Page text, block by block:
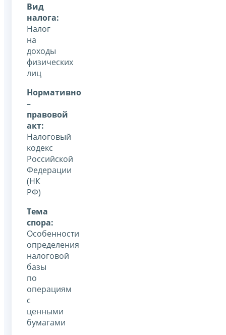
Вид
налога:
Налог
на
доходы
физических
лиц
Нормативно
–
правовой
акт:
Налоговый
кодекс
Российской
Федерации
(НК
РФ)
Тема
спора:
Особенности
определения
налоговой
базы
по
операциям
с
ценными
бумагами